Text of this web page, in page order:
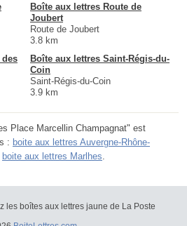
Boîte aux lettres Route de
Joubert
Route de Joubert
3.8 km
des
Boîte aux lettres Saint-Régis-du-
Coin
Saint-Régis-du-Coin
3.9 km
Place Marcellin Champagnat" est
: boite aux lettres Auvergne-Rhône-
boite aux lettres Marlhes
les boîtes aux lettres jaune de La Poste